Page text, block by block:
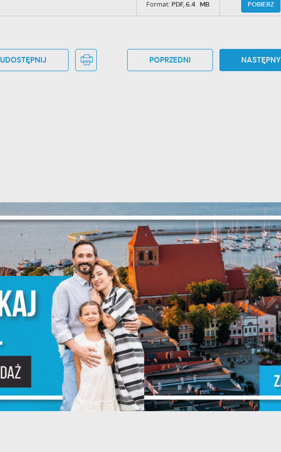
Format: PDF,6.4 MB POBIERZ
UDOSTĘPNIJ POPRZEDNI NASTĘPNY
Szanujemy Twoją prywatność. Możesz zmienić ustawienia cookies lub
zaakceptować je wszystkie. W dowolnym momencie możesz dokonać zmiany
swoich ustawień.
Niezbędne
Niezbędne pliki cookies służą do prawidłowego funkcjonowania strony
internetowej i umożliwiają Ci komfortowe korzystanie z oferowanych przez
nas usług.
Pliki cookies odpowiadają na podejmowane przez Ciebie działania w celu
m.in. dostosowania Twoich ustawień preferencji prywatności, logowania czy
wypełniania formularzy. Dzięki plikom cookies strona, z której korzystasz, może
działać bez zakłóceń.
Funkcjonalne i personalizacyjne
Tego typu pliki cookies umożliwiają stronie internetowej zapamiętanie
wprowadzonych przez Ciebie ustawień oraz personalizację określonych
funkcjonalności czy prezentowanych treści.
ZAPISZ WYBRANE